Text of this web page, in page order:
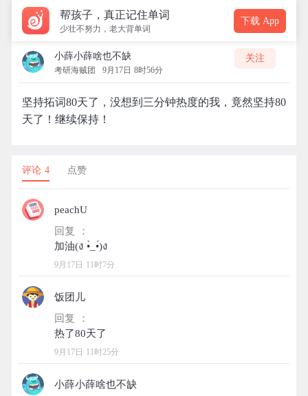
帮孩子，真正记住单词
少壮不努力，老大背单词
下载 App
小薛小薛啥也不缺
考研海贼团 9月17日 8时56分
关注
坚持拓词80天了，没想到三分钟热度的我，竟然坚持80
天了！继续保持！
评论 4 点赞
peachU
回复 ：
9月17日 11时7分
饭团儿
回复 ：
9月17日 11时25分
小薛小薛啥也不缺